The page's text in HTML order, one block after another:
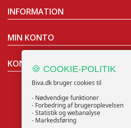
INFORMATION
MIN KONTO
KONTAKT OS
NYHEDSBREV
🍪 COOKIE-POLITIK
Biva.dk bruger cookies til
- Nødvendige funktioner
- Forbedring af brugeroplevelsen
- Statistik og webanalyse
- Markedsføring